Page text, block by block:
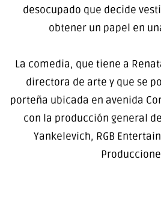
desocupado que decide
obtener un papel en
La comedia, que tiene a
directora de arte y que se
porteña ubicada en avenida
con la producción general
Yankelevich, RGB